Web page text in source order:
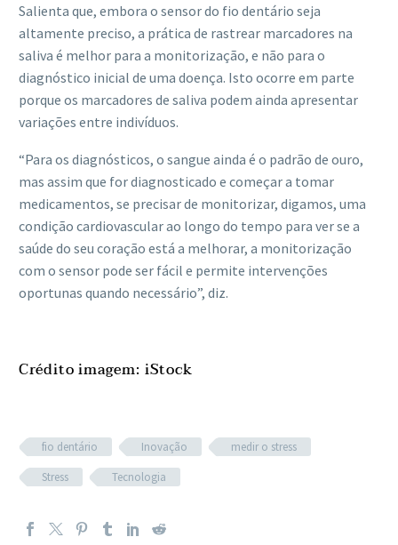
Salienta que, embora o sensor do fio dentário seja
altamente preciso, a prática de rastrear marcadores na
saliva é melhor para a monitorização, e não para o
diagnóstico inicial de uma doença. Isto ocorre em parte
porque os marcadores de saliva podem ainda apresentar
variações entre indivíduos.
“Para os diagnósticos, o sangue ainda é o padrão de ouro,
mas assim que for diagnosticado e começar a tomar
medicamentos, se precisar de monitorizar, digamos, uma
condição cardiovascular ao longo do tempo para ver se a
saúde do seu coração está a melhorar, a monitorização
com o sensor pode ser fácil e permite intervenções
oportunas quando necessário”, diz.
Crédito imagem: iStock
fio dentário Inovação
medir o stress
Stress
Tecnologia